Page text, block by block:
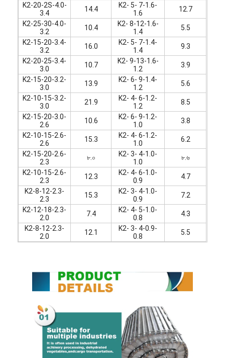
পণ্য
আমাদের সম্পর্কে
K2-20-2S-4.0-
3.4
14.4
K2- 5- 7-1.6-
1.6
12.7
K2-25-30-4.0-
3.2
10.4
K2- 8-12-1.6-
1.4
5.5
K2-15-20-3.4-
3.2
16.0
K2- 5- 7-1.4-
1.4
9.3
K2-20-25-3.4-
3.0
10.7
K2- 9-13-1.6-
1.2
3.9
K2-15-20-3.2-
3.0
13.9
K2- 6- 9-1.4-
1.2
5.6
K2-10-15-3.2-
3.0
21.9
K2- 4- 6-1.2-
1.2
8.5
K2-15-20-3.0-
2.6
10.6
K2- 6- 9-1.2-
1.0
3.8
K2-10-15-2.6-
2.6
15.3
K2- 4- 6-1.2-
1.0
6.2
K2-15-20-2.6-
2.3
৮.০
K2- 3- 4-1.0-
1.0
৮.৬
K2-10-15-2.6-
2.3
12.3
K2- 4- 6-1.0-
0.9
4.7
K2-8-12-2.3-
2.3
15.3
K2- 3- 4-1.0-
0.9
7.2
K2-12-18-2.3-
2.0
7.4
K2- 4- 5-1.0-
0.8
4.3
K2-8-12-2.3-
2.0
12.1
K2- 3- 4-0.9-
0.8
5.5